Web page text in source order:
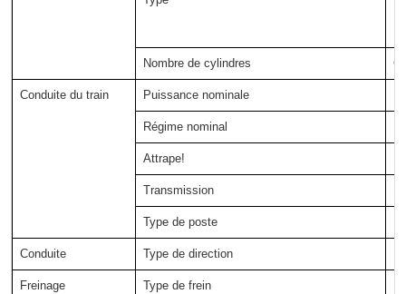
Nombre de cylindres
Conduite du train Puissance nominale
Régime nominal
Attrape!
Transmission
Type de poste
Conduite Type de direction
Freinage Type de frein